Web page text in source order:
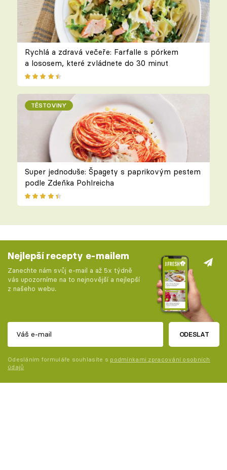
Rychlá a zdravá večeře: Farfalle s pórkem
a lososem, které zvládnete do 30 minut
TĚSTOVINY
Super jednoduše: Špagety s paprikovým pestem
podle Zdeňka Pohlreicha
Nejlepší recepty e-mailem
Zanechte nám svůj e-mail a až 5x týdně
vás upozorníme na to nejnovější a nejlepší
z našeho webu.
ODESLAT
Odesláním formuláře souhlasíte s podmínkami zpracování osobních
údajů